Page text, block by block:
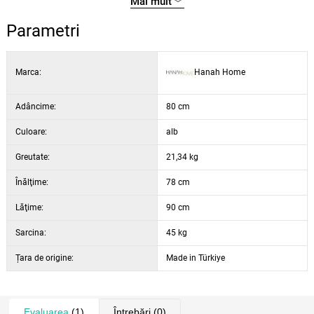
această piesă de mobilier atemporală. Comandați-o acum și lăsați
magia să se răspândească în sufrageria dvs.!
Parametri
Marca: Hanah Home
Adâncime: 80 cm
Culoare: alb
Greutate: 21,34 kg
Înălţime: 78 cm
Lăţime: 90 cm
Sarcina: 45 kg
Țara de origine: Made in Türkiye
Evaluarea (1) Întrebări(0)